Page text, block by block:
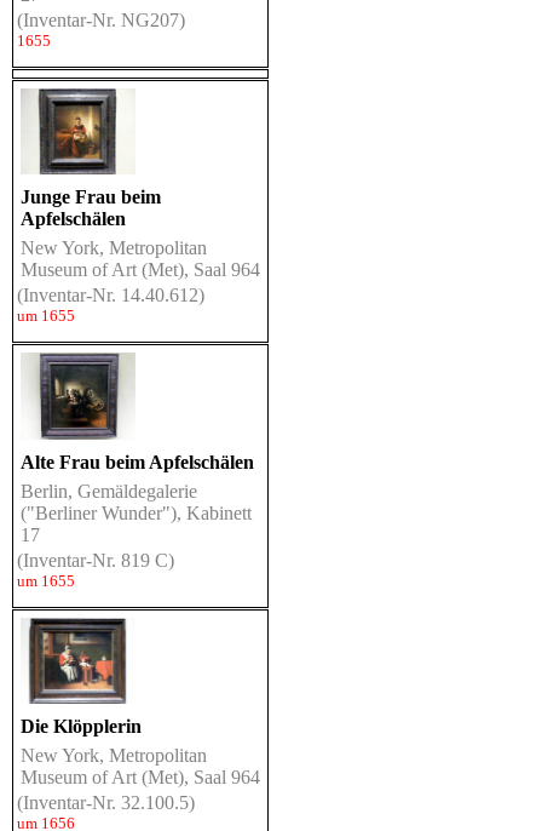
(Inventar-Nr. NG207)
1655
Junge Frau beim
Apfelschälen
New York, Metropolitan
Museum of Art (Met), Saal 964
(Inventar-Nr. 14.40.612)
um 1655
Alte Frau beim Apfelschälen
Berlin, Gemäldegalerie
("Berliner Wunder"), Kabinett
17
(Inventar-Nr. 819 C)
um 1655
Die Klöpplerin
New York, Metropolitan
Museum of Art (Met), Saal 964
(Inventar-Nr. 32.100.5)
um 1656